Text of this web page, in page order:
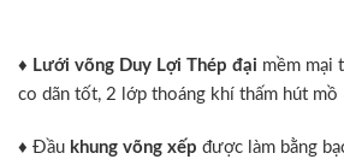
♦ Lưới võng Duy Lợi Thép đại mềm mại
co dãn tốt, 2 lớp thoáng khí thấm hút mồ
♦ Đầu khung võng xếp được làm bằng